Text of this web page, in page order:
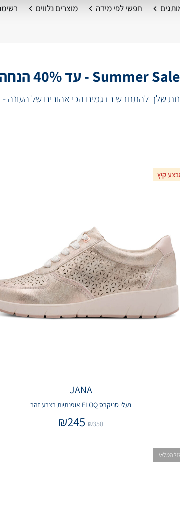
חפשי לפי מידה מוצרים נלווים
Summer Sale - עד 40% הנחה ☀️
שלך להתחדש בדגמים הכי אהובים של העונה -
קיץ
JANA
נעלי סניקרס ELOQ אופנתיות בצבע זהב
₪350
₪245
המלאי